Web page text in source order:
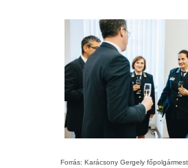
Forrás: Karácsony Gergely